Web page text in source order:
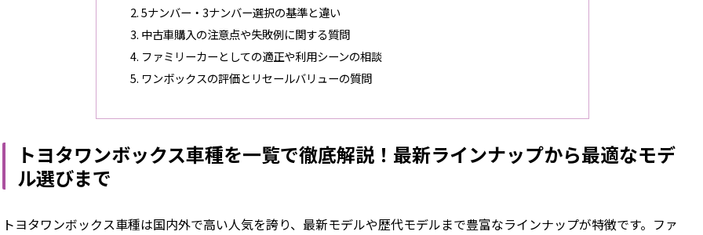
5ナンバー・3ナンバー選択の基準と違い
中古車購入の注意点や失敗例に関する質問
ファミリーカーとしての適正や利用シーンの相談
ワンボックスの評価とリセールバリューの質問
トヨタワンボックス車種を一覧で徹底解説！最新ラインナップから最適なモデ
ル選びまで
トヨタワンボックス車種は国内外で高い人気を誇り、最新モデルや歴代モデルまで豊富なラインナップが特徴です。ファ